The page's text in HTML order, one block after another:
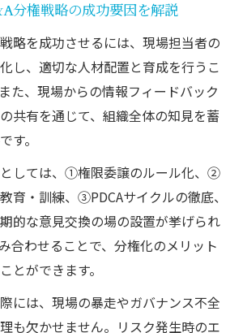
分権戦略の成功要因を解説
略を成功させるには、現場担当者の
し、適切な人材配置と育成を行うこ
た、現場からの情報フィードバック
共有を通じて、組織全体の知見を蓄
す。
しては、①権限委譲のルール化、②
育・訓練、③PDCAサイクルの徹底、
的な意見交換の場の設置が挙げられ
合わせることで、分権化のメリット
とができます。
には、現場の暴走やガバナンス不全
も欠かせません。リスク発生時のエ